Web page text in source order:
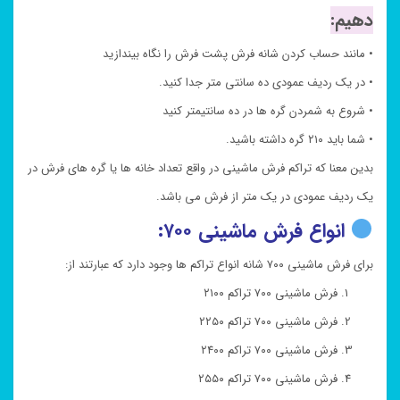
دهیم:
• مانند حساب کردن شانه فرش پشت فرش را نگاه بیندازید
• در یک ردیف عمودی ده سانتی متر جدا کنید.
• شروع به شمردن گره ها در ده سانتیمتر کنید
• شما باید ۲۱۰ گره داشته باشید.
بدین معنا که تراکم فرش ماشینی در واقع تعداد خانه ها یا گره های فرش در
یک ردیف عمودی در یک متر از فرش می باشد.
انواع فرش ماشینی ۷۰۰:
برای فرش ماشینی ۷۰۰ شانه انواع تراکم ها وجود دارد که عبارتند از:
فرش ماشینی ۷۰۰ تراکم ۲۱۰۰
فرش ماشینی ۷۰۰ تراکم ۲۲۵۰
فرش ماشینی ۷۰۰ تراکم ۲۴۰۰
فرش ماشینی ۷۰۰ تراکم ۲۵۵۰